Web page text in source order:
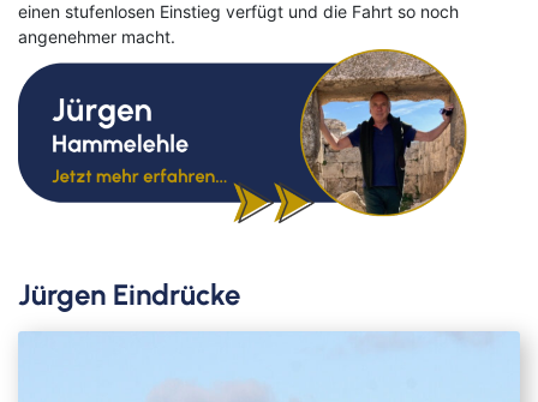
einen stufenlosen Einstieg verfügt und die Fahrt so noch
angenehmer macht.
Jürgen Eindrücke